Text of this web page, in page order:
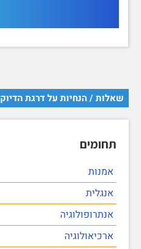
שאלות / הנחיות על דרגת הדיוק
תחומים
אמנות
אנגלית
אנתרופולוגיה
ארכיאולוגיה